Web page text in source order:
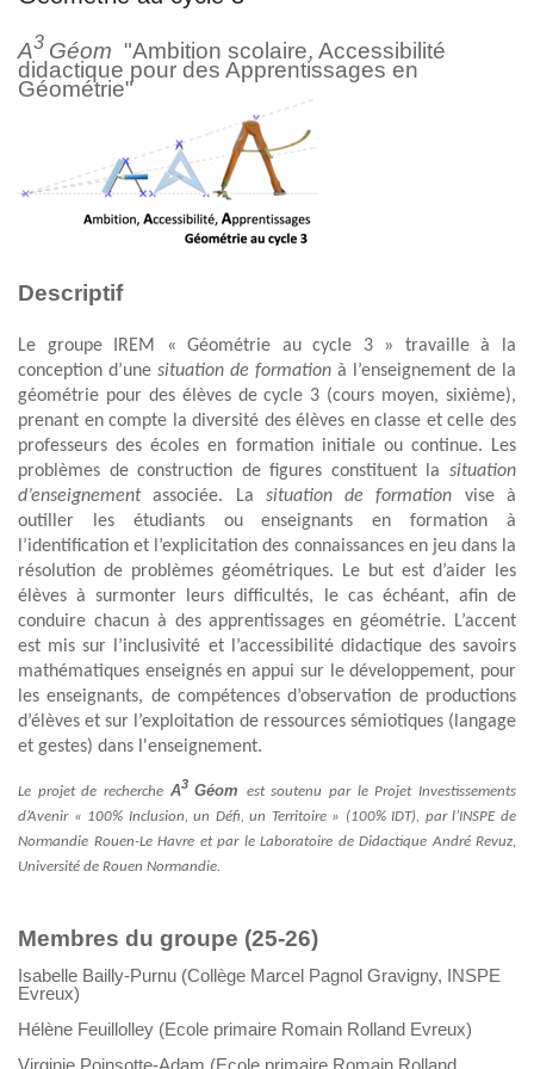
A3 Géom "Ambition scolaire, Accessibilité
didactique pour des Apprentissages en
Géométrie"
Descriptif
Le groupe IREM « Géométrie au cycle 3 » travaille à la
conception d’une situation de formation à l’enseignement de la
géométrie pour des élèves de cycle 3 (cours moyen, sixième),
prenant en compte la diversité des élèves en classe et celle des
professeurs des écoles en formation initiale ou continue. Les
problèmes de construction de figures constituent la situation
d’enseignementassociée. La situation de formation vise à
outiller les étudiants ou enseignants en formation à
l’identification et l’explicitation des connaissances en jeu dans la
résolution de problèmes géométriques. Le but est d’aider les
élèves à surmonter leurs difficultés, le cas échéant, afin de
conduire chacun à des apprentissages en géométrie. L’accent
est mis sur l’inclusivité et l’accessibilité didactique des savoirs
mathématiques enseignés en appui sur le développement, pour
les enseignants, de compétences d’observation de productions
d’élèves et sur l’exploitation de ressources sémiotiques (langage
et gestes) dans l'enseignement.
Le projet de recherche A3 Géom est soutenu par le Projet Investissements
d’Avenir « 100% Inclusion, un Défi, un Territoire » (100% IDT), par l’INSPE de
Normandie Rouen-Le Havre et par le Laboratoire de Didactique André Revuz,
Université de Rouen Normandie.
Membres du groupe (25-26)
Isabelle Bailly-Purnu (Collège Marcel Pagnol Gravigny, INSPE
Evreux)
Hélène Feuillolley (Ecole primaire Romain Rolland Evreux)
Virginie Poinsotte-Adam (Ecole primaire Romain Rolland,